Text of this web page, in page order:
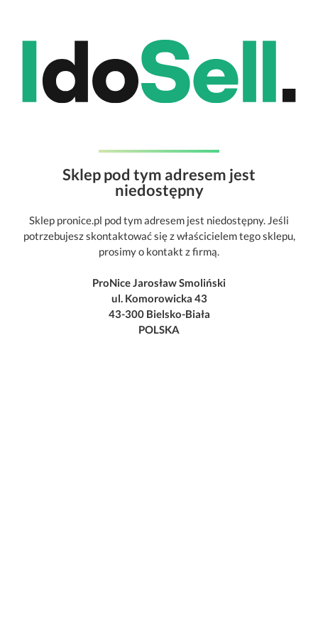
Sklep pod tym adresem jest
niedostępny
Sklep pronice.pl pod tym adresem jest niedostępny. Jeśli
potrzebujesz skontaktować się z właścicielem tego sklepu,
prosimy o kontakt z firmą.
ProNice Jarosław Smoliński
ul. Komorowicka 43
43-300 Bielsko-Biała
POLSKA